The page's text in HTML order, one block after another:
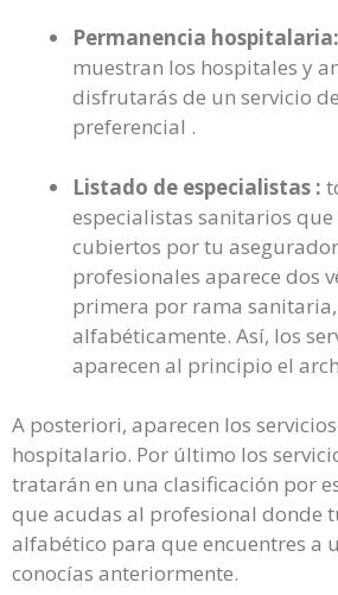
Permanencia hospitalaria:
muestran los hospitales y
disfrutarás de un servicio
preferencial .
Listado de especialistas :
especialistas sanitarios que
cubiertos por tu
profesionales aparece dos
primera por rama
alfabéticamente. Así, los
aparecen al principio el
A posteriori, aparecen los
hospitalario. Por último los
tratarán en una clasificación por
que acudas al profesional donde
alfabético para que encuentres a
conocías anteriormente.